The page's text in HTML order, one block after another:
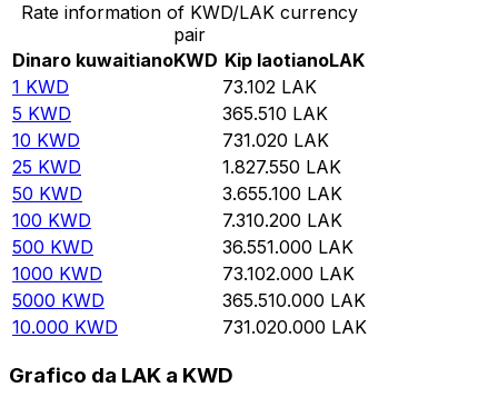
Rate information of KWD/LAK currency
pair
Dinaro kuwaitianoKWD Kip laotianoLAK
1 KWD 73.102 LAK
5 KWD 365.510 LAK
10 KWD 731.020 LAK
25 KWD 1.827.550 LAK
50 KWD 3.655.100 LAK
100 KWD 7.310.200 LAK
500 KWD 36.551.000 LAK
1000 KWD 73.102.000 LAK
5000 KWD 365.510.000 LAK
10.000 KWD 731.020.000 LAK
Grafico da LAK a KWD